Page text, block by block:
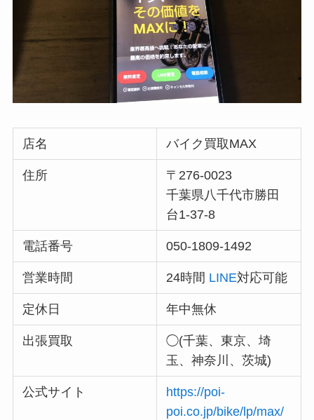
店名 バイク買取MAX
住所
〒276-0023
千葉県八千代市勝田
台1-37-8
電話番号 050-1809-1492
営業時間 24時間 LINE対応可能
定休日 年中無休
出張買取
◯(千葉、東京、埼
玉、神奈川、茨城)
公式サイト
https://poi-
poi.co.jp/bike/lp/max/